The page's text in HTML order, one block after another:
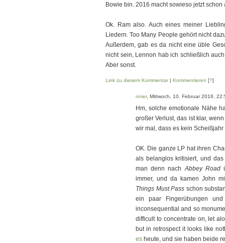
Bowie bin. 2016 macht sowieso jetzt
Ok. Ram also. Auch eines meiner
Liedern. Too Many People gehört nicht
Außerdem, gab es da nicht eine üble
nicht sein, Lennon hab ich schließlich
Aber sonst.
Link zu diesem Kommentar| Kommentieren [?]
nnier, Mittwoch, 10. Februar 2016,
Hm, solche emotionale Nähe
großer Verlust, das ist klar,
wir mal, dass es kein Scheißjahr
OK. Die ganze LP hat ihren
als belanglos kritisiert, und
man denn nachAbbey Road
immer, und da kamen John
Things Must Pass schon
ein paar Fingerübungen
inconsequential and so
difficult to concentrate on, let
but in retrospect it looks like
es heute, und sie haben beide